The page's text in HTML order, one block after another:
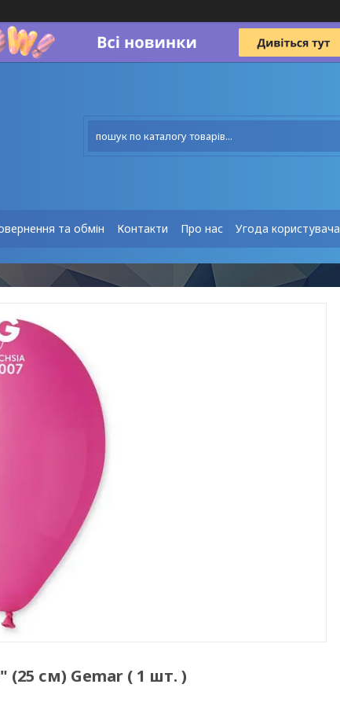
та обмін Контакти Про нас Угода користувача
см) Gemar ( 1 шт. )